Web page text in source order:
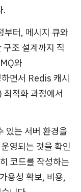
.
부터, 메시지 큐와
조 설계까지 직
와
면서 Redis 캐시
적화 과정에서
있는 서버 환경을
영되는 것을 확인
코드를 작성하는
용성 확보, 비용,